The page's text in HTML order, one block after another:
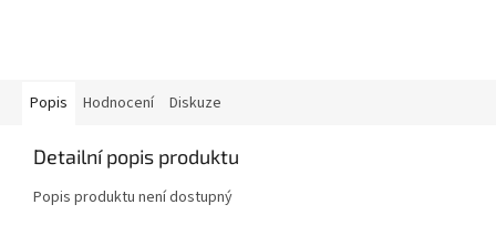
Popis Hodnocení Diskuze
Detailní popis produktu
Popis produktu není dostupný